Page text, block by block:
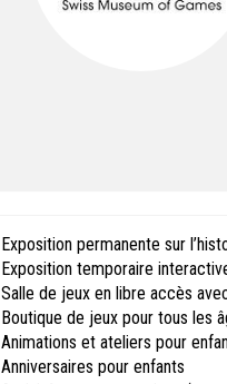
Exposition permanente sur
Exposition temporaire
Salle de jeux en libre accès
Boutique de jeux pour tous les
Animations et ateliers pour
Anniversaires pour enfants